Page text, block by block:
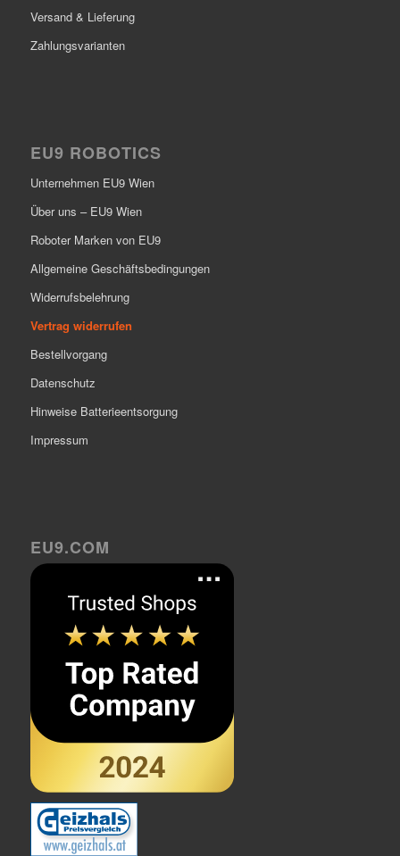
Versand & Lieferung
Zahlungsvarianten
EU9 ROBOTICS
Unternehmen EU9 Wien
Über uns – EU9 Wien
Roboter Marken von EU9
Allgemeine Geschäftsbedingungen
Widerrufsbelehrung
Vertrag widerrufen
Bestellvorgang
Datenschutz
Hinweise Batterieentsorgung
Impressum
EU9.COM